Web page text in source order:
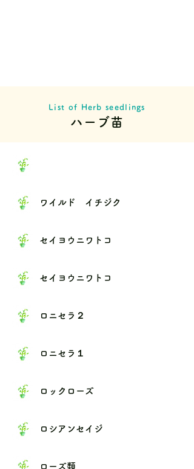
List of Herb seedlings
ハーブ苗
ワイルド イチジク
セイヨウニワトコ
セイヨウニワトコ
ロニセラ２
ロニセラ１
ロックローズ
ロシアンセイジ
ローズ類